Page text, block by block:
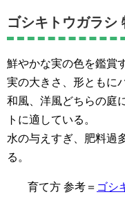
ゴシキトウガラシ
鮮やかな実の色を鑑賞
実の大きさ、形ともに
和風、洋風どちらの庭
トに適している。
水の与えすぎ、肥料過
る。
育て方 参考＝ ゴシ